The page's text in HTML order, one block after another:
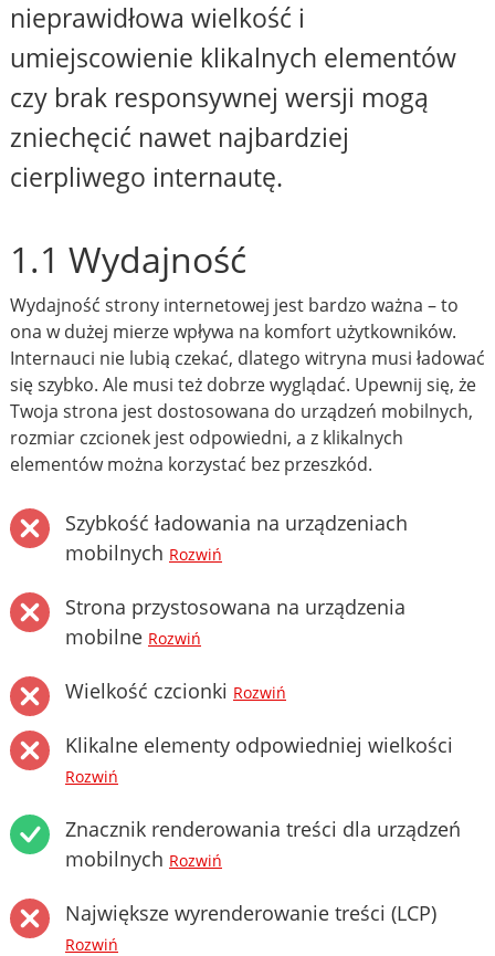
nieprawidłowa wielkość i
umiejscowienie klikalnych elementów
czy brak responsywnej wersji mogą
zniechęcić nawet najbardziej
cierpliwego internautę.
1.1 Wydajność
Wydajność strony internetowej jest bardzo ważna – to
ona w dużej mierze wpływa na komfort użytkowników.
Internauci nie lubią czekać, dlatego witryna musi ładować
się szybko. Ale musi też dobrze wyglądać. Upewnij się, że
Twoja strona jest dostosowana do urządzeń mobilnych,
rozmiar czcionek jest odpowiedni, a z klikalnych
elementów można korzystać bez przeszkód.
Szybkość ładowania na urządzeniach
mobilnych Rozwiń
Strona przystosowana na urządzenia
mobilne Rozwiń
Wielkość czcionki Rozwiń
Klikalne elementy odpowiedniej wielkości
Rozwiń
Znacznik renderowania treści dla urządzeń
mobilnych Rozwiń
Największe wyrenderowanie treści (LCP)
Rozwiń